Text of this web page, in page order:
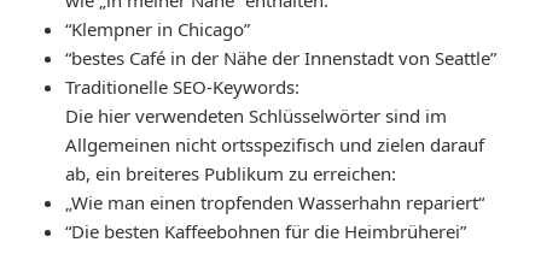
“Klempner in Chicago”
“bestes Café in der Nähe der Innenstadt von Seattle”
Traditionelle SEO-Keywords:
Die hier verwendeten Schlüsselwörter sind im
Allgemeinen nicht ortsspezifisch und zielen darauf
ab, ein breiteres Publikum zu erreichen:
„Wie man einen tropfenden Wasserhahn repariert“
“Die besten Kaffeebohnen für die Heimbrüherei”